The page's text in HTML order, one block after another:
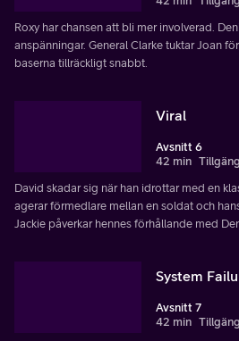
Roxy har chansen att bli mer involverad.
anspänningar. General Clarke tuktar Joan
baserna tillräckligt snabbt.
Viral
Avsnitt 6
42 min
David skadar sig när han idrottar med en
agerar förmedlare mellan en soldat och
Jackie påverkar hennes förhållande med
System
Avsnitt 7
42 min